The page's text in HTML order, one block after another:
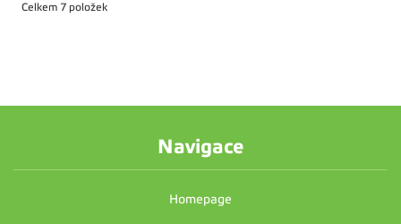
Celkem 7 položek
Navigace
Homepage